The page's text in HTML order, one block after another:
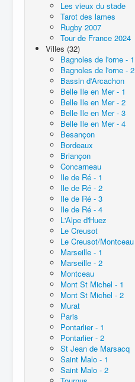
Les vieux du stade
Tarot des lames
Rugby 2007
Tour de France 2024
Villes (32)
Bagnoles de l'orne - 1
Bagnoles de l'orne - 2
Bassin d'Arcachon
Belle Ile en Mer - 1
Belle Ile en Mer - 2
Belle Ile en Mer - 3
Belle Ile en Mer - 4
Besançon
Bordeaux
Briançon
Concarneau
Ile de Ré - 1
Ile de Ré - 2
Ile de Ré - 3
Ile de Ré - 4
L'Alpe d'Huez
Le Creusot
Le Creusot/Montceau
Marseille - 1
Marseille - 2
Montceau
Mont St Michel - 1
Mont St Michel - 2
Murat
Paris
Pontarlier - 1
Pontarlier - 2
St Jean de Marsacq
Saint Malo - 1
Saint Malo - 2